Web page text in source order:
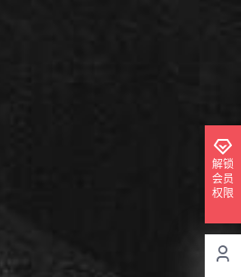
解锁
会员
权限